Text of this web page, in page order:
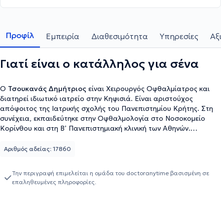
Προφίλ Εμπειρία Διαθεσιμότητα Υπηρεσίες
Γιατί είναι ο κατάλληλος για σένα
Ο Τσουκανάς Δημήτριος είναι Χειρουργός Οφθαλμίατρος και
διατηρεί ιδιωτικό ιατρείο στην Κηφισιά. Είναι αριστούχος
απόφοιτος της Ιατρικής σχολής του Πανεπιστημίου Κρήτης. Στη
συνέχεια, εκπαιδεύτηκε στην Οφθαλμολογία στο Νοσοκομείο
Κορίνθου και στη Β’ Πανεπιστημιακή κλινική των Αθηνών.
Vision, όπου εκπαιδεύτηκε στη διαθλαστική χειρουργική
περαίωση ερευνητικών πρωτοκόλλων και παρακολουθώντας
καταξιωμένους Γλαυκωματολόγους στην αντιμετώπιση
Αριθμός αδείας: 17860
Την περιγραφή επιμελείται η ομάδα του doctoranytime βασισμένη σε
επαληθευμένες πληροφορίες.